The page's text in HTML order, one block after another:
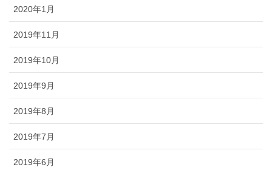
2020年1月
2019年11月
2019年10月
2019年9月
2019年8月
2019年7月
2019年6月